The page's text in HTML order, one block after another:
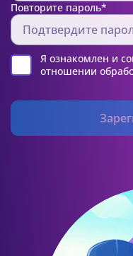
Повторите пароль*
Я ознакомлен и
отношении